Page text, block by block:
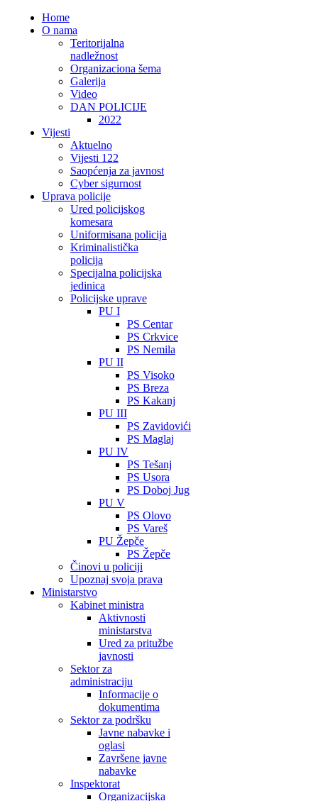
Home
O nama
Teritorijalna
nadležnost
Organizaciona šema
Galerija
Video
DAN POLICIJE
2022
Vijesti
Aktuelno
Vijesti 122
Saopćenja za javnost
Cyber sigurnost
Uprava policije
Ured policijskog
komesara
Uniformisana policija
Kriminalistička
policija
Specijalna policijska
jedinica
Policijske uprave
PU I
PS Centar
PS Crkvice
PS Nemila
PU II
PS Visoko
PS Breza
PS Kakanj
PU III
PS Zavidovići
PS Maglaj
PU IV
PS Tešanj
PS Usora
PS Doboj Jug
PU V
PS Olovo
PS Vareš
PU Žepče
PS Žepče
Činovi u policiji
Upoznaj svoja prava
Ministarstvo
Kabinet ministra
Aktivnosti
ministarstva
Ured za pritužbe
javnosti
Sektor za
administraciju
Informacije o
dokumentima
Sektor za podršku
Javne nabavke i
oglasi
Završene javne
nabavke
Inspektorat
Organizacijska